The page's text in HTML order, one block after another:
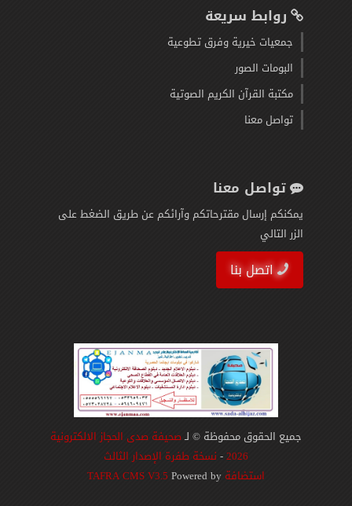
روابط سريعة
جمعيات خيرية وفرق تطوعية
البومات الصور
مكتبة القرآن الكريم الصوتية
تواصل معنا
تواصل معنا
يمكنكم إرسال مقترحاتكم وآرائكم عن طريق الضغط على
الزر التالي
اتصل بنا
جميع الحقوق محفوظة © لـصحيفة صدى الحجاز الالكترونية
2026
- نسخة طفرة الإصدار الثالث
استضافة
TAFRA CMS V3.5Powered by